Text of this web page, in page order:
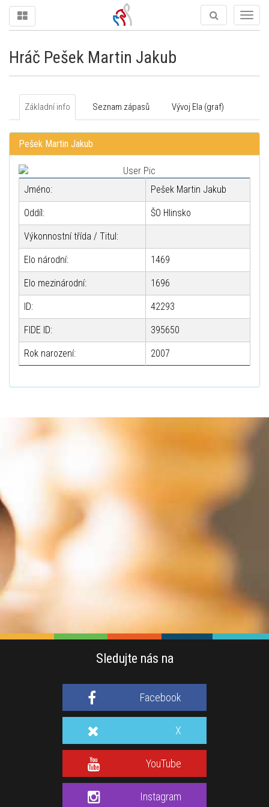
Hráč Pešek Martin Jakub
Základní info Seznam zápasů Vývoj Ela (graf)
Pešek Martin Jakub
Jméno: Pešek Martin Jakub
Oddíl: ŠO Hlinsko
Výkonnostní třída / Titul:
Elo národní: 1469
Elo mezinárodní: 1696
ID: 42293
FIDE ID: 395650
Rok narození: 2007
Sledujte nás na
Facebook
X
YouTube
Instagram